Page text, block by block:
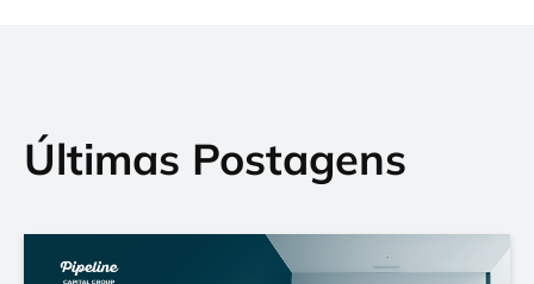
Últimas Postagens